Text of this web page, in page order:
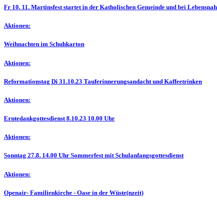
Fr 10. 11. Martinsfest startet in der Katholischen Gemeinde und bei Lebensnah
Aktionen:
Weihnachten im Schuhkarton
Aktionen:
Reformationstag Di 31.10.23 Tauferinnerungsandacht und Kaffeetrinken
Aktionen:
Erntedankgottesdienst 8.10.23 10.00 Uhr
Aktionen:
Sonntag 27.8. 14.00 Uhr Sommerfest mit Schulanfangsgottesdienst
Aktionen:
Openair- Familienkirche - Oase in der Wüste(nzeit)